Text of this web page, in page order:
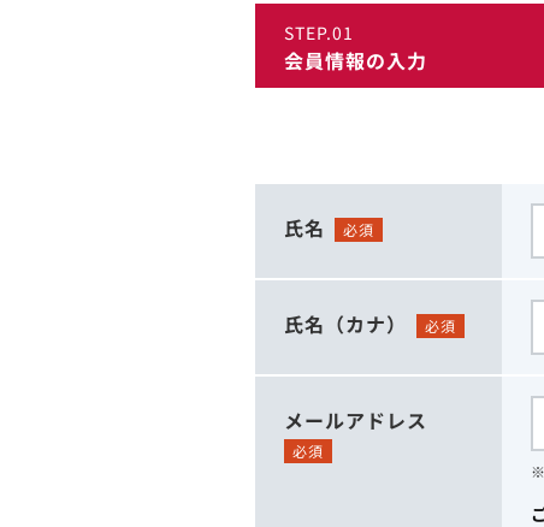
STEP.01
会員情報の入力
氏名 必須
氏名（カナ） 必須
メールアドレス
必須
※